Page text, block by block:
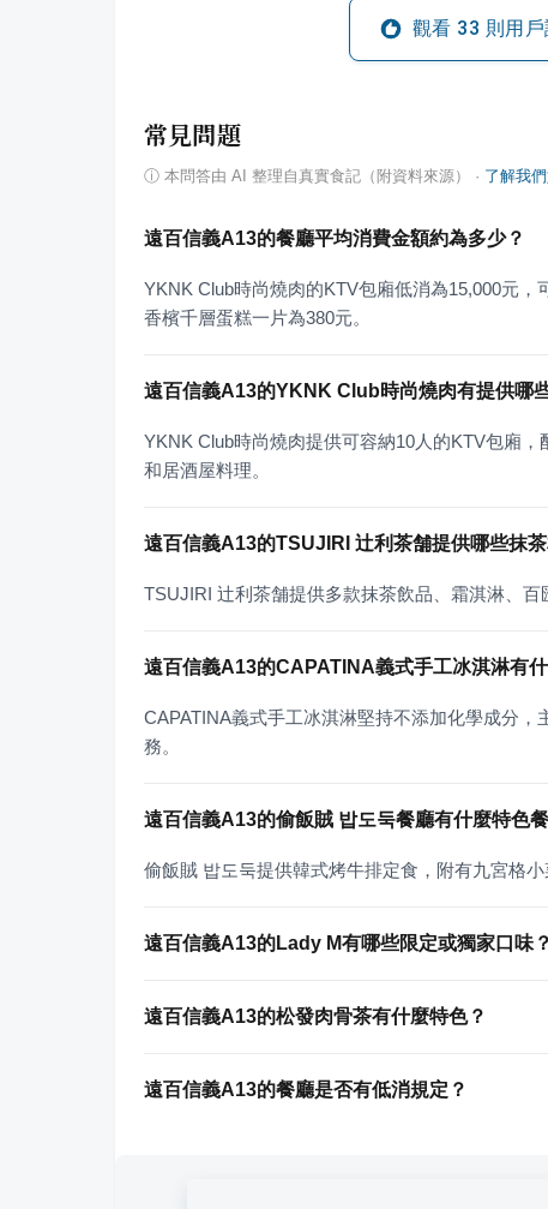
觀看 33 則用
常見問題
ⓘ 本問答由 AI 整理自真實食記（附資料來源） · 了解我
遠百信義A13的餐廳平均消費金額約為多少？
YKNK Club時尚燒肉的KTV包廂低消為15,000元，
香檳千層蛋糕一片為380元。
遠百信義A13的YKNK Club時尚燒肉有提供哪
YKNK Club時尚燒肉提供可容納10人的KTV包廂
和居酒屋料理。
遠百信義A13的TSUJIRI 辻利茶舗提供哪些抹
TSUJIRI 辻利茶舗提供多款抹茶飲品、霜淇淋、百
遠百信義A13的CAPATINA義式手工冰淇淋有
CAPATINA義式手工冰淇淋堅持不添加化學成分
務。
遠百信義A13的偷飯賊 밥도둑餐廳有什麼特色
偷飯賊 밥도둑提供韓式烤牛排定食，附有九宮格小
遠百信義A13的Lady M有哪些限定或獨家口味？
遠百信義A13的松發肉骨茶有什麼特色？
遠百信義A13的餐廳是否有低消規定？